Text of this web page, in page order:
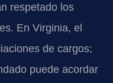
respetado los
En Virginia, el
de cargos;
puede acordar